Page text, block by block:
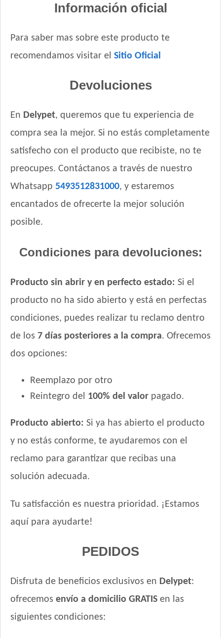
Información oficial
Para saber mas sobre este producto te
recomendamos visitar el Sitio Oficial
Devoluciones
En Delypet, queremos que tu experiencia de
compra sea la mejor. Si no estás completamente
satisfecho con el producto que recibiste, no te
preocupes. Contáctanos a través de nuestro
Whatsapp 5493512831000, y estaremos
encantados de ofrecerte la mejor solución
posible.
Condiciones para devoluciones:
Producto sin abrir y en perfecto estado: Si el
producto no ha sido abierto y está en perfectas
condiciones, puedes realizar tu reclamo dentro
de los 7 días posteriores a la compra. Ofrecemos
dos opciones:
Reemplazo por otro
Reintegro del 100% del valor pagado.
Producto abierto: Si ya has abierto el producto
y no estás conforme, te ayudaremos con el
reclamo para garantizar que recibas una
solución adecuada.
Tu satisfacción es nuestra prioridad. ¡Estamos
aquí para ayudarte!
PEDIDOS
Disfruta de beneficios exclusivos en Delypet:
ofrecemos envío a domicilio GRATIS en las
siguientes condiciones: